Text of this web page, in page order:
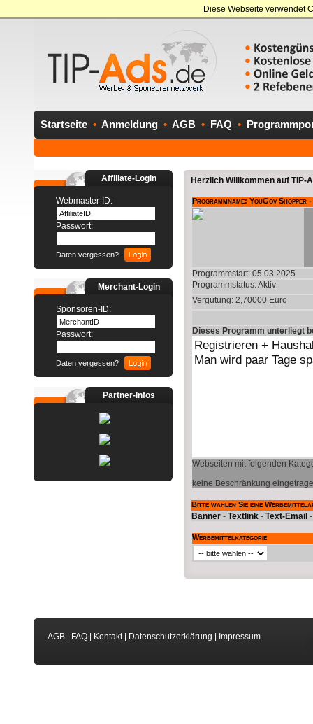
Diese Webseite verwendet
Startseite • Anmeldung • AGB • FAQ •
Affiliate-Login
Webmaster-ID:
Passwort:
Daten vergessen?
Merchant-Login
Sponsoren-ID:
Passwort:
Daten vergessen?
Partner-Infos
Herzlich Willkommen auf TIP-
Programmname: YouGov Shopper
Programmstart: 05.03.2025
Programmstatus:Aktiv
Vergütung: 2,70000 Euro
Dieses Programm unterliegt
Webseiten mit folgenden
keine Beschränkung
Bitte wählen Sie eine
Banner - Textlink - Text-Email
Werbemittelkategorie
AGB FAQ Kontakt| Datenschutzerklärung Impressum